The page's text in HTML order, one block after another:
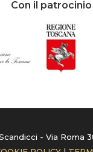
Con il patrocinio
- Via Roma